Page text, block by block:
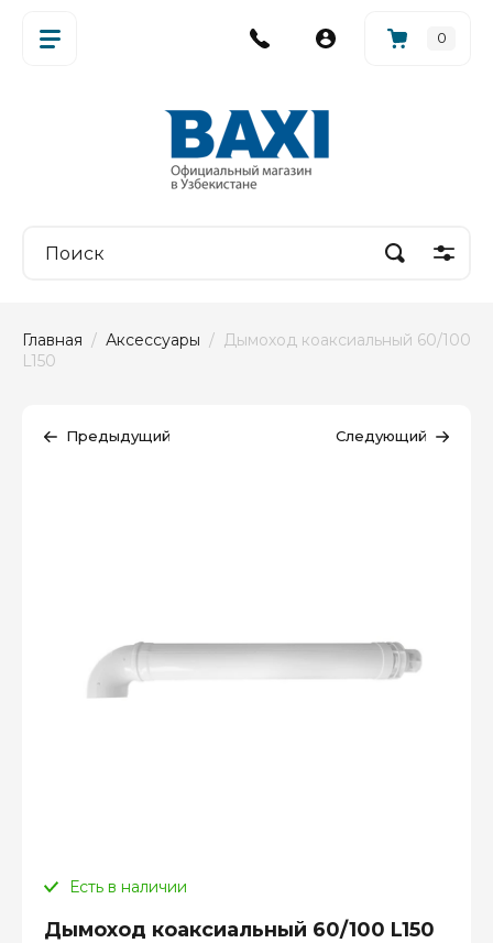
0
Главная / Аксессуары /  Дымоход коаксиальный 60/100
L150
Предыдущий Следующий
Есть в наличии
Дымоход коаксиальный 60/100 L150